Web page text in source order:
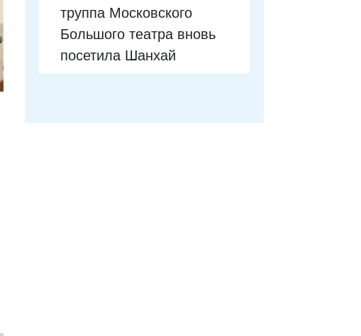
труппа Московского
Большого театра вновь
посетила Шанхай